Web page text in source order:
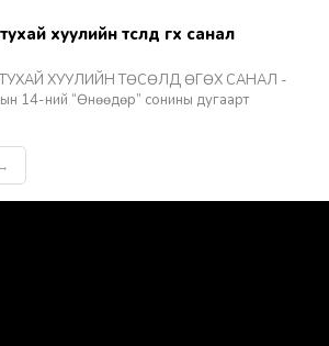
хуулийн төсөлд өгөх санал
ХУУЛИЙН ТӨСӨЛД ӨГӨХ САНАЛ -
14-ний “Өнөөдөр” сонины дугаарт
→